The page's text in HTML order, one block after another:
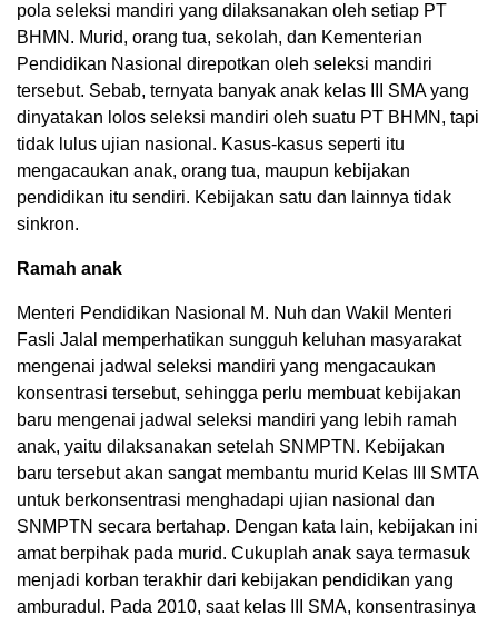
pola seleksi mandiri yang dilaksanakan oleh setiap PT
BHMN. Murid, orang tua, sekolah, dan Kementerian
Pendidikan Nasional direpotkan oleh seleksi mandiri
tersebut. Sebab, ternyata banyak anak kelas III SMA yang
dinyatakan lolos seleksi mandiri oleh suatu PT BHMN, tapi
tidak lulus ujian nasional. Kasus-kasus seperti itu
mengacaukan anak, orang tua, maupun kebijakan
pendidikan itu sendiri. Kebijakan satu dan lainnya tidak
sinkron.
Ramah anak
Menteri Pendidikan Nasional M. Nuh dan Wakil Menteri
Fasli Jalal memperhatikan sungguh keluhan masyarakat
mengenai jadwal seleksi mandiri yang mengacaukan
konsentrasi tersebut, sehingga perlu membuat kebijakan
baru mengenai jadwal seleksi mandiri yang lebih ramah
anak, yaitu dilaksanakan setelah SNMPTN. Kebijakan
baru tersebut akan sangat membantu murid Kelas III SMTA
untuk berkonsentrasi menghadapi ujian nasional dan
SNMPTN secara bertahap. Dengan kata lain, kebijakan ini
amat berpihak pada murid. Cukuplah anak saya termasuk
menjadi korban terakhir dari kebijakan pendidikan yang
amburadul. Pada 2010, saat kelas III SMA, konsentrasinya